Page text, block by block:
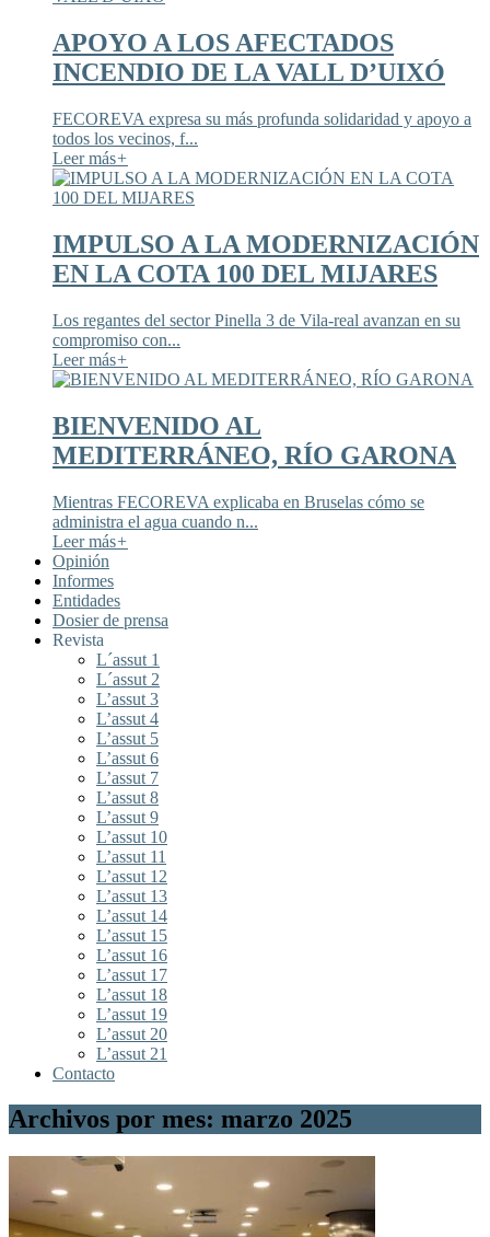
APOYO A LOS AFECTADOS
INCENDIO DE LA VALL D’UIXÓ
FECOREVA expresa su más profunda solidaridad y apoyo a
todos los vecinos, f...
Leer más+
IMPULSO A LA MODERNIZACIÓN
EN LA COTA 100 DEL MIJARES
Los regantes del sector Pinella 3 de Vila-real avanzan en su
compromiso con...
Leer más+
BIENVENIDO AL
MEDITERRÁNEO, RÍO GARONA
Mientras FECOREVA explicaba en Bruselas cómo se
administra el agua cuando n...
Leer más+
Opinión
Informes
Entidades
Dosier de prensa
Revista
L´assut 1
L´assut 2
L’assut 3
L’assut 4
L’assut 5
L’assut 6
L’assut 7
L’assut 8
L’assut 9
L’assut 10
L’assut 11
L’assut 12
L’assut 13
L’assut 14
L’assut 15
L’assut 16
L’assut 17
L’assut 18
L’assut 19
L’assut 20
L’assut 21
Contacto
Archivos por mes: marzo 2025